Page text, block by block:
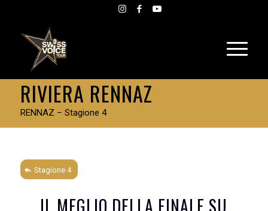
RIVIERA RENNAZ
RENNAZ – Stagione 4
Stagione 4
IL MEGLIO DELLA FINALE SU